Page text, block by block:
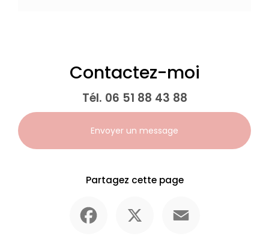
Contactez-moi
Tél. 06 51 88 43 88
Envoyer un message
Partagez cette page